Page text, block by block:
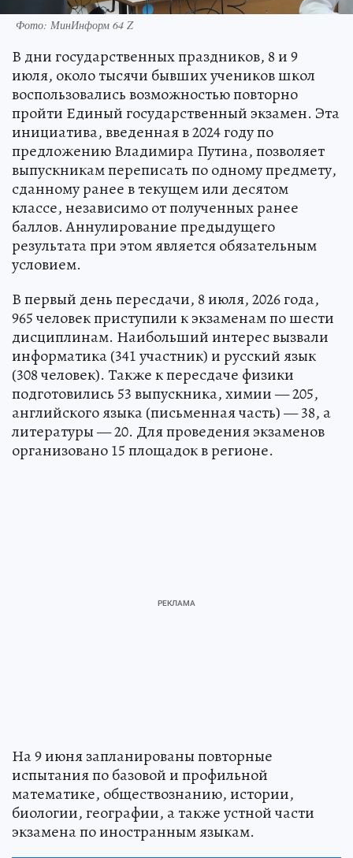
Фото: МинИнформ 64 Z
В дни государственных праздников, 8 и 9
июля, около тысячи бывших учеников школ
воспользовались возможностью повторно
пройти Единый государственный экзамен. Эта
инициатива, введенная в 2024 году по
предложению Владимира Путина, позволяет
выпускникам переписать по одному предмету,
сданному ранее в текущем или десятом
классе, независимо от полученных ранее
баллов. Аннулирование предыдущего
результата при этом является обязательным
условием.
В первый день пересдачи, 8 июля, 2026 года,
965 человек приступили к экзаменам по шести
дисциплинам. Наибольший интерес вызвали
информатика (341 участник) и русский язык
(308 человек). Также к пересдаче физики
подготовились 53 выпускника, химии — 205,
английского языка (письменная часть) — 38, а
литературы — 20. Для проведения экзаменов
организовано 15 площадок в регионе.
На 9 июня запланированы повторные
испытания по базовой и профильной
математике, обществознанию, истории,
биологии, географии, а также устной части
экзамена по иностранным языкам.